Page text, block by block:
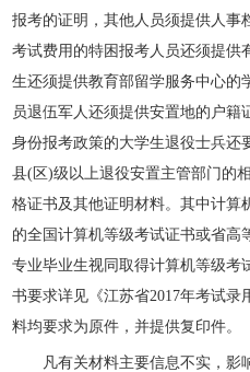
报考的证明，其他人员须提供人
考试费用的特困报考人员还须提
生还须提供教育部留学服务中心
员退伍军人还须提供安置地的户籍
身份报考政策的大学生退役士兵还
县(区)级以上退役安置主管部门的
格证书及其他证明材料。其中计算
的全国计算机等级考试证书或省高
专业毕业生视同取得计算机等级考
书要求详见《江苏省2017年考试
料均要求为原件，并提供复印件。
凡有关材料主要信息不实，影